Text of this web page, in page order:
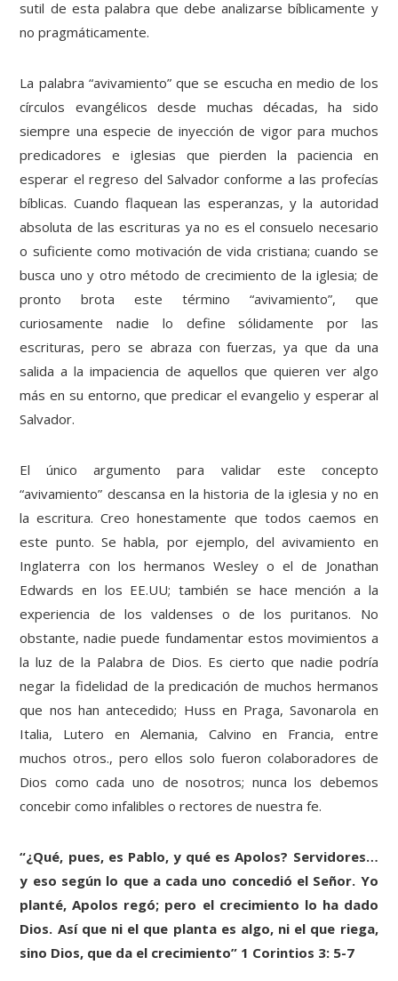
sutil de esta palabra que debe analizarse bíblicamente y
no pragmáticamente.
La palabra “avivamiento” que se escucha en medio de los
círculos evangélicos desde muchas décadas, ha sido
siempre una especie de inyección de vigor para muchos
predicadores e iglesias que pierden la paciencia en
esperar el regreso del Salvador conforme a las profecías
bíblicas. Cuando flaquean las esperanzas, y la autoridad
absoluta de las escrituras ya no es el consuelo necesario
o suficiente como motivación de vida cristiana; cuando se
busca uno y otro método de crecimiento de la iglesia; de
pronto brota este término “avivamiento”, que
curiosamente nadie lo define sólidamente por las
escrituras, pero se abraza con fuerzas, ya que da una
salida a la impaciencia de aquellos que quieren ver algo
más en su entorno, que predicar el evangelio y esperar al
Salvador.
El único argumento para validar este concepto
“avivamiento” descansa en la historia de la iglesia y no en
la escritura. Creo honestamente que todos caemos en
este punto. Se habla, por ejemplo, del avivamiento en
Inglaterra con los hermanos Wesley o el de Jonathan
Edwards en los EE.UU; también se hace mención a la
experiencia de los valdenses o de los puritanos. No
obstante, nadie puede fundamentar estos movimientos a
la luz de la Palabra de Dios. Es cierto que nadie podría
negar la fidelidad de la predicación de muchos hermanos
que nos han antecedido; Huss en Praga, Savonarola en
Italia, Lutero en Alemania, Calvino en Francia, entre
muchos otros., pero ellos solo fueron colaboradores de
Dios como cada uno de nosotros; nunca los debemos
concebir como infalibles o rectores de nuestra fe.
“¿Qué, pues, es Pablo, y qué es Apolos? Servidores…
y eso según lo que a cada uno concedió el Señor. Yo
planté, Apolos regó; pero el crecimiento lo ha dado
Dios. Así que ni el que planta es algo, ni el que riega,
sino Dios, que da el crecimiento” 1 Corintios 3: 5-7